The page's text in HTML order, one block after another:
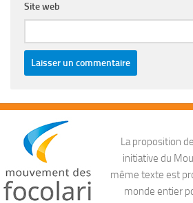
Site web
La proposition
initiative du
même texte est
monde entier